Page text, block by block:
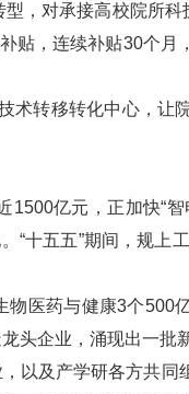
，对承接高校院所科
贴，连续补贴30个月
术转移转化中心，让
亿元，正加快“
十五五”期间，规上
医药与健康3个500
头企业，涌现出一批
以及产学研各方共同